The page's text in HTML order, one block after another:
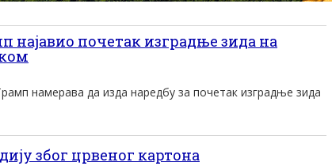
почетак изградње зида на
намерава да изда наредбу за почетак изградње зида
због црвеног картона